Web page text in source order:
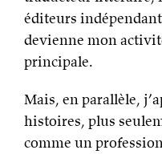
éditeurs
devienne mon
principale.
Mais, en parallèle,
histoires, plus
comme un